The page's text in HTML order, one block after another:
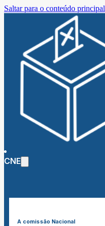
Saltar para o conteúdo principal
CNE
A comissão Nacional